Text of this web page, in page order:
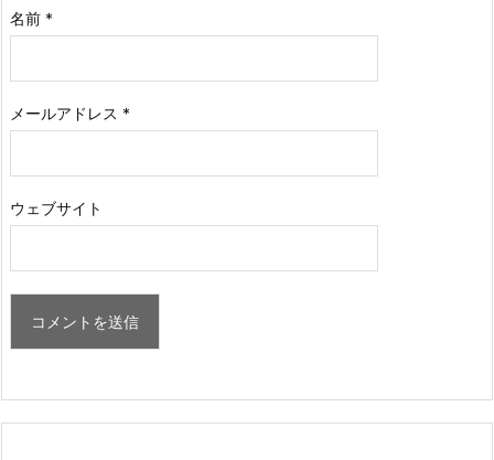
名前 *
メールアドレス *
ウェブサイト